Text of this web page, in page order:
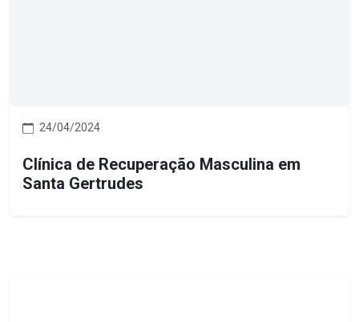
24/04/2024
Clínica de Recuperação Masculina em
Santa Gertrudes